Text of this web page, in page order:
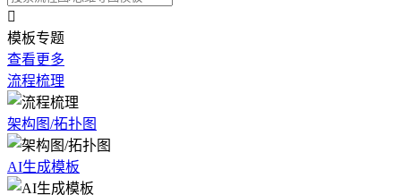

模板专题
查看更多
流程梳理
架构图/拓扑图
AI生成模板